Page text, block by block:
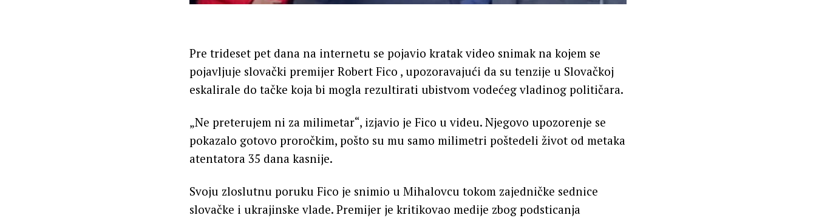
Pre trideset pet dana na internetu se pojavio kratak video snimak na kojem se
pojavljuje slovački premijer Robert Fico , upozoravajući da su tenzije u Slovačkoj
eskalirale do tačke koja bi mogla rezultirati ubistvom vodećeg vladinog političara.
„Ne preterujem ni za milimetar“, izjavio je Fico u videu. Njegovo upozorenje se
pokazalo gotovo proročkim, pošto su mu samo milimetri poštedeli život od metaka
atentatora 35 dana kasnije.
Svoju zloslutnu poruku Fico je snimio u Mihalovcu tokom zajedničke sednice
slovačke i ukrajinske vlade. Premijer je kritikovao medije zbog podsticanja